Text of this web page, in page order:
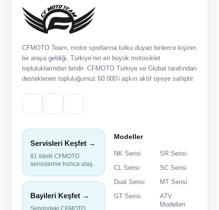
CFMOTO Team, motor sporlarına tutku duyan binlerce kişinin
bir araya geldiği, Türkiye’nin en büyük motosiklet
topluluklarından biridir. CFMOTO Türkiye ve Global tarafından
desteklenen topluluğumuz 60.000’i aşkın aktif üyeye sahiptir.
Servisleri Keşfet →
81 ildeki CFMOTO
servislerine hızlıca ulaş.
Bayileri Keşfet →
Modeller
NK Serisi
SR Serisi
CL Serisi
SC Serisi
Dual Serisi
MT Serisi
GT Serisi
ATV
Modelleri